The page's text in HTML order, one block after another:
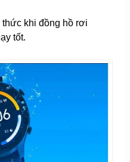
khi đồng hồ rơi
tốt.